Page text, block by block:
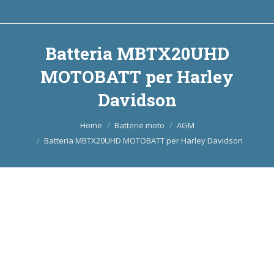
Batteria MBTX20UHD
MOTOBATT per Harley
Davidson
Home Batterie moto
AGM
Batteria MBTX20UHD MOTOBATT per Harley Davidson